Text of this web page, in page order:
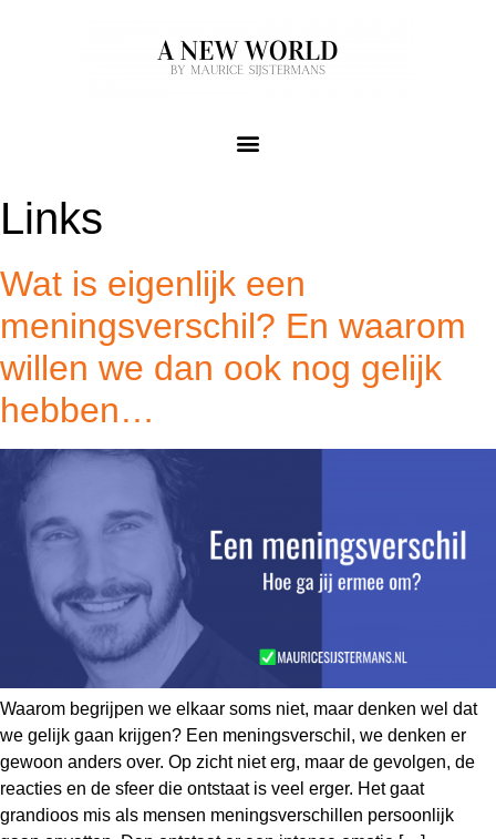
Links
Wat is eigenlijk een
meningsverschil? En waarom
willen we dan ook nog gelijk
hebben…
Waarom begrijpen we elkaar soms niet, maar denken wel dat
we gelijk gaan krijgen? Een meningsverschil, we denken er
gewoon anders over. Op zicht niet erg, maar de gevolgen, de
reacties en de sfeer die ontstaat is veel erger. Het gaat
grandioos mis als mensen meningsverschillen persoonlijk